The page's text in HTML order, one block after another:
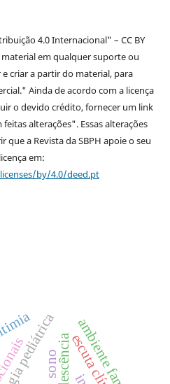
4.0 Internacional" – CC BY
em qualquer suporte ou
criar a partir do material, para
Ainda de acordo com a licença
o devido crédito, fornecer um link
alterações". Essas alterações
que a Revista da SBPH apoie o seu
em:
by/4.0/deed.pt
ambiente familiar
sono